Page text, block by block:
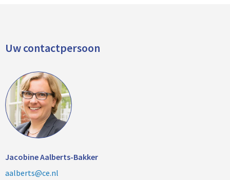
Uw contactpersoon
Jacobine Aalberts-Bakker
aalberts@ce.nl